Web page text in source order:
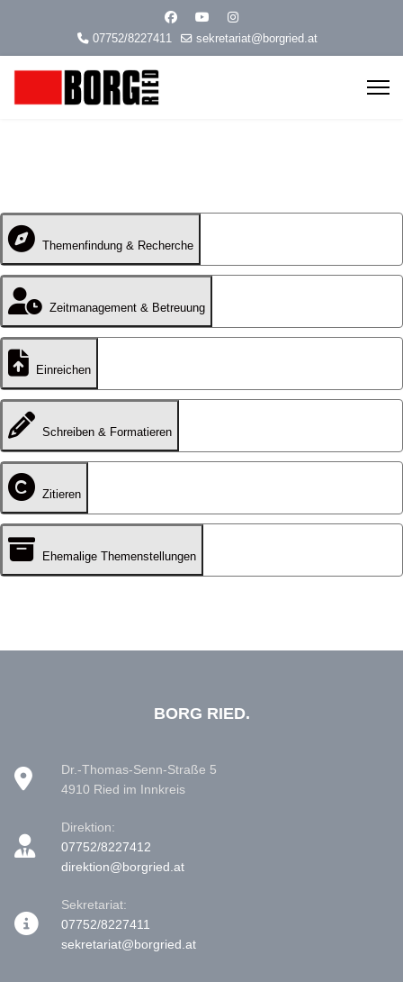
07752/8227411 sekretariat@borgried.at
Themenfindung & Recherche
Zeitmanagement & Betreuung
Einreichen
Schreiben & Formatieren
Zitieren
Ehemalige Themenstellungen
BORG RIED.
Dr.-Thomas-Senn-Straße 5
4910 Ried im Innkreis
Direktion:
07752/8227412
direktion@borgried.at
Sekretariat:
07752/8227411
sekretariat@borgried.at